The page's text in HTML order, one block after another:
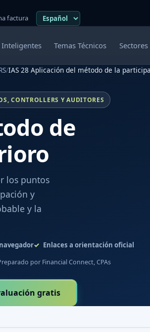
factura
Inteligentes Temas Técnicos Sectores
/IAS 28 Aplicación del método de la
CONTROLLERS Y AUDITORES
de
los puntos
y
y la
Enlaces a orientación oficial
por Financial Connect, CPAs
gratis